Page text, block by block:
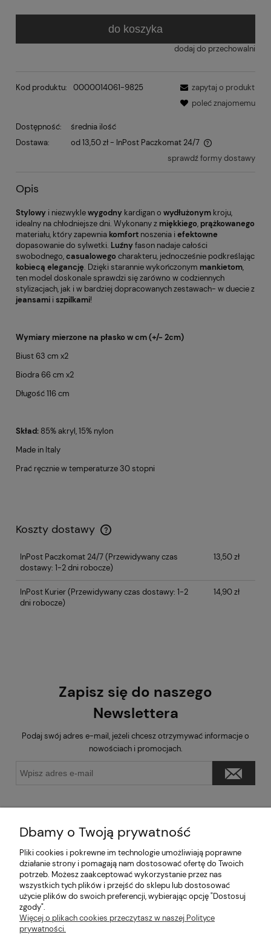
do koszyka
dodaj do przechowalni
Kod produktu: 0000014061-9825
zapytaj o produkt
poleć znajomemu
Dostępność:
średnia ilość
Dostawa:
od 13,50 zł - InPost Paczkomat 24/7
sprawdź formy dostawy
Opis
Stylowy i niezwyklewygodny kardigan o wydłużonym kroju,
idealny na chłodniejsze dni. Wykonany z miękkiego, prążkowanego
materiału, który zapewnia komfort noszenia i efektowne
dopasowanie do sylwetki. Luźnyfason nadaje całości
swobodnego,casualowegocharakteru, jednocześnie podkreślając
kobiecą elegancję. Dzięki starannie wykończonym mankietom,
ten model doskonale sprawdzi się zarówno w codziennych
stylizacjach, jak i w bardziej dopracowanych zestawach- w duecie z
jeansami i szpilkami!
Wymiary mierzone na płasko w cm (+/- 2cm)
Biust 63 cm x2
Biodra 66 cm x2
Długość 116 cm
Skład: 85% akryl, 15% nylon
Made in Italy
Prać ręcznie w temperaturze 30 stopni
Koszty dostawy
InPost Paczkomat 24/7(Przewidywany czas
dostawy: 1-2 dni robocze)
13,50 zł
InPost Kurier(Przewidywany czas dostawy: 1-2
dni robocze)
14,90 zł
Zapisz się do naszego
Newslettera
Podaj swój adres e-mail, jeżeli chcesz otrzymywać informacje o
nowościach i promocjach.
Pomoc
Moje konto
Informacje
Dbamy o Twoją prywatność
Pliki cookies i pokrewne im technologie umożliwiają poprawne
działanie strony i pomagają nam dostosować ofertę do Twoich
potrzeb. Możesz zaakceptować wykorzystanie przez nas
wszystkich tych plików i przejść do sklepu lub dostosować
użycie plików do swoich preferencji, wybierając opcję "Dostosuj
zgody".
Więcej o plikach cookies przeczytasz w naszej Polityce
prywatności.